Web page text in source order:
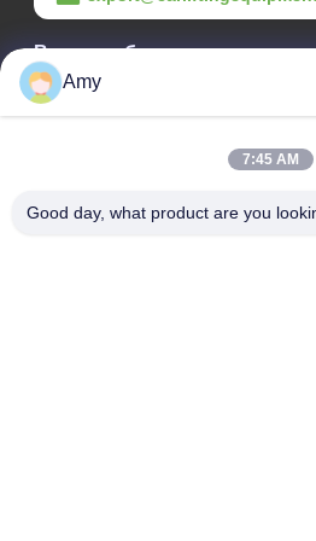
Время работы
09:00-18:00
Национальная дорога 106, район
Amy
7:45 AM
Good day, what product are you